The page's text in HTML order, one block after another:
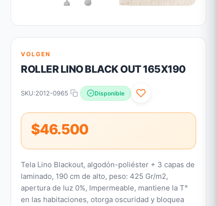
VOLGEN
ROLLER LINO BLACK OUT 165X190
SKU:2012-0965 Disponible
$46.500
Tela Lino Blackout, algodón-poliéster + 3 capas de
laminado, 190 cm de alto, peso: 425 Gr/m2,
apertura de luz 0%, Impermeable, mantiene la T°
en las habitaciones, otorga oscuridad y bloquea